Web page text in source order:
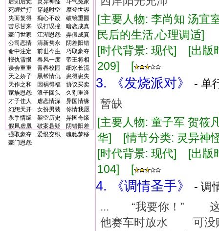
后知后觉
灵异神怪
斗气冤家
死缠烂打
穿越时空
摩登世界
失而复得
痴心不改
破镜重圆
苦尽甘来
误打误撞
暗恋成真
豪门世家
江湖恩怨
弄假成真
公司恋情
清新隽永
阴差阳错
命中注定
前世今生
巧取豪夺
报仇雪恨
春风一度
帝王将相
误会重重
青春校园
细水长流
天之娇子
黑帮情仇
患得患失
天作之和
因祸得福
协议买卖
家族恩怨
浪子回头
久别重逢
才子佳人
虐恋情深
异国情缘
幻想天开
女扮男装
你情我愿
杀手情缘
架空历史
异国奇缘
假凤虚凰
破案悬疑
阴错阳差
强取豪夺
爱恨交织
魂驰梦移
豪门恩怨
[主要人物: 李尚知 汤
民后的生活,心理调适]
[时代背景: 现代] [出
209] [
3. 《发烧派对》
- 单
暂缺
[主要人物: 童子军 贺
华] [情节分类: 灵异
[时代背景: 现代] [出
104] [
4. 《调情圣手》
- 调
... “我要你！” 这
他赛车时放水 可没